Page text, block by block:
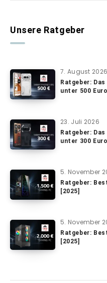
Unsere Ratgeber
7. August 2026
Ratgeber:
unter 500
23. Juli 2026
Ratgeber:
unter 300
5. November
Ratgeber:
[2025]
5. November
Ratgeber:
[2025]